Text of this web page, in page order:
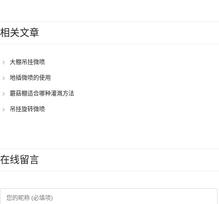
相关文章
大棚吊挂微喷
地插微喷的使用
蘑菇棚适合哪种灌溉方法
吊挂旋转微喷
在线留言